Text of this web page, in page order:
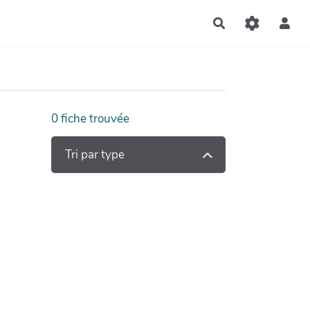
Rechercher
0fiche trouvée
Tri par type